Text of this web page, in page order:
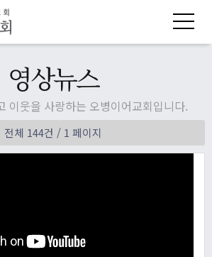
영상뉴스
이웃을 사랑하는 오병이어교회입니다.
전체 144건 / 1 페이지